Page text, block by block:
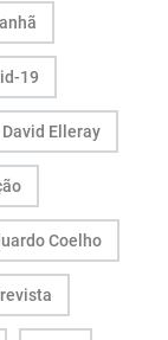
19
David Elleray
Coelho